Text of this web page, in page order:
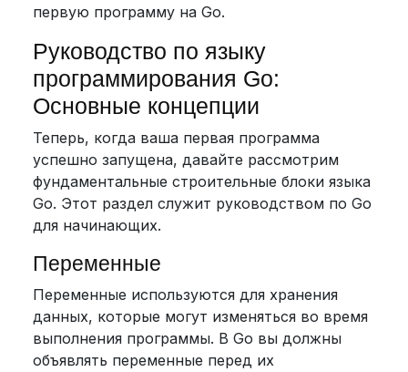
первую программу на Go.
Руководство по языку
программирования Go:
Основные концепции
Теперь, когда ваша первая программа
успешно запущена, давайте рассмотрим
фундаментальные строительные блоки языка
Go. Этот раздел служит руководством по Go
для начинающих.
Переменные
Переменные используются для хранения
данных, которые могут изменяться во время
выполнения программы. В Go вы должны
объявлять переменные перед их